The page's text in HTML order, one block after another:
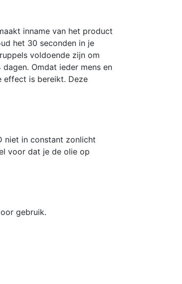
inname van het product
het 30 seconden in je
voldoende zijn om
Omdat ieder mens en
effect is bereikt. Deze
niet in constant zonlicht
voor dat je de olie op
gebruik.